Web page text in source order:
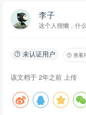
李子
这个人很懒，什
未认证用户 查看
该文档于 2年之前 上传